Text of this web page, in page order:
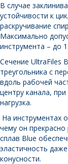
В случае
устойчивости к
раскручивание
Максимально
инструмента – до
Сечение UltraFiles
треугольника с
вдоль рабочей
центру канала,
нагрузка.
На инструментах
чему он
сплав Blue
эластичность
конусности.